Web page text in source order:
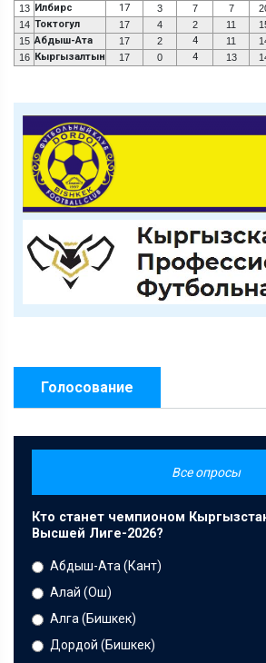
13 Илбирс 17 3 7 7
14 Токтогул 17 4 2 11
15 Абдыш-Ата 17 2 4 11
16 Кыргызалтын 17 0 4 13
Голосование
Все опросы
Кто станет чемпионом
Высшей Лиге-2026?
Абдыш-Ата (Кант)
Алай (Ош)
Алга (Бишкек)
Дордой (Бишкек)